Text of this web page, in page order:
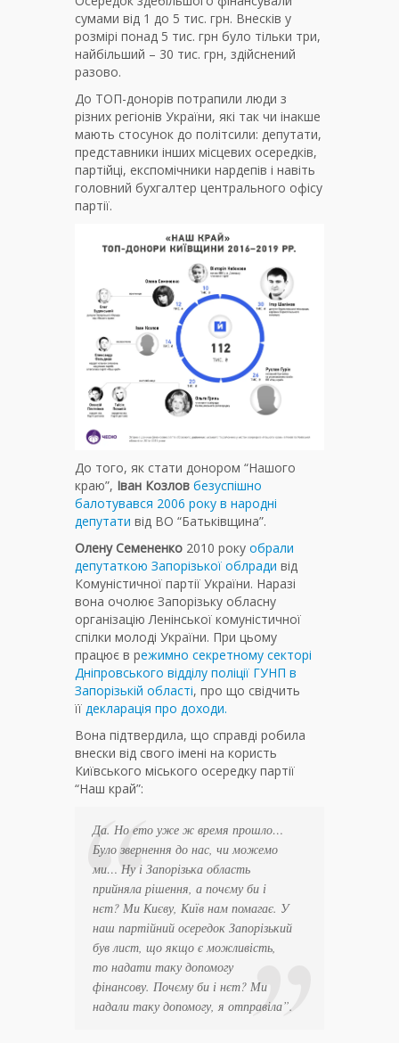
сумами від 1 до 5 тис. грн. Внесків у
розмірі понад 5 тис. грн було тільки три,
найбільший – 30 тис. грн, здійснений
разово.
До ТОП-донорів потрапили люди з
різних регіонів України, які так чи інакше
мають стосунок до політсили: депутати,
представники інших місцевих осередків,
партійці, експомічники нардепів і навіть
головний бухгалтер центрального офісу
партії.
До того, як стати донором “Нашого
краю”, Іван Козлов безуспішно
балотувався 2006 року в народні
депутати від ВО “Батьківщина”.
Олену Семененко 2010 року обрали
депутаткою Запорізької облради від
Комуністичної партії України. Наразі
вона очолює Запорізьку обласну
організацію Ленінської комуністичної
спілки молоді України. При цьому
працює в режимно секретному секторі
Дніпровського відділу поліції ГУНП в
Запорізькій області, про що свідчить
її декларація про доходи.
Вона підтвердила, що справді робила
внески від свого імені на користь
Київського міського осередку партії
“Наш край”:
Да. Но ето уже ж время прошло…
Було звернення до нас, чи можемо
ми… Ну і Запорізька область
прийняла рішення, а почєму би і
нєт? Ми Києву, Київ нам помагає. У
наш партійний осередок Запорізький
був лист, що якщо є можливість,
то надати таку допомогу
фінансову. Почєму би і нєт? Ми
надали таку допомогу, я отправіла”.